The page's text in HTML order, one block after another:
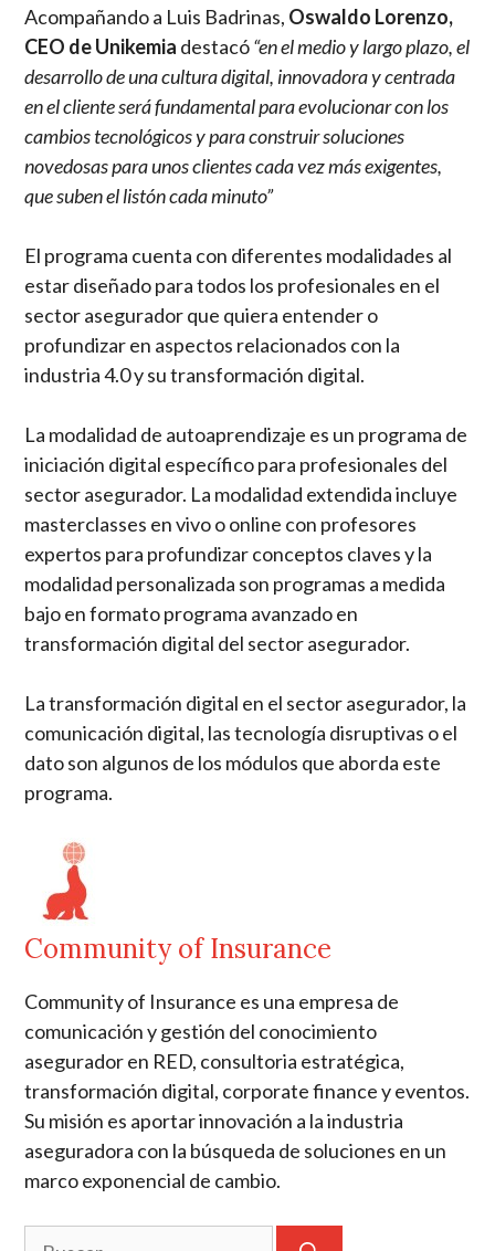
Acompañando a Luis Badrinas, Oswaldo Lorenzo,
CEO de Unikemia destacó“en el medio y largo plazo, el
desarrollo de una cultura digital, innovadora y centrada
en el cliente será fundamental para evolucionar con los
cambios tecnológicos y para construir soluciones
novedosas para unos clientes cada vez más exigentes,
que suben el listón cada minuto”
El programa cuenta con diferentes modalidades al
estar diseñado para todos los profesionales en el
sector asegurador que quiera entender o
profundizar en aspectos relacionados con la
industria 4.0 y su transformación digital.
La modalidad de autoaprendizaje es un programa de
iniciación digital específico para profesionales del
sector asegurador. La modalidad extendida incluye
masterclasses en vivo o online con profesores
expertos para profundizar conceptos claves y la
modalidad personalizada son programas a medida
bajo en formato programa avanzado en
transformación digital del sector asegurador.
La transformación digital en el sector asegurador, la
comunicación digital, las tecnología disruptivas o el
dato son algunos de los módulos que aborda este
programa.
Community of Insurance
Community of Insurance es una empresa de
comunicación y gestión del conocimiento
asegurador en RED, consultoria estratégica,
transformación digital, corporate finance y eventos.
Su misión es aportar innovación a la industria
aseguradora con la búsqueda de soluciones en un
marco exponencial de cambio.